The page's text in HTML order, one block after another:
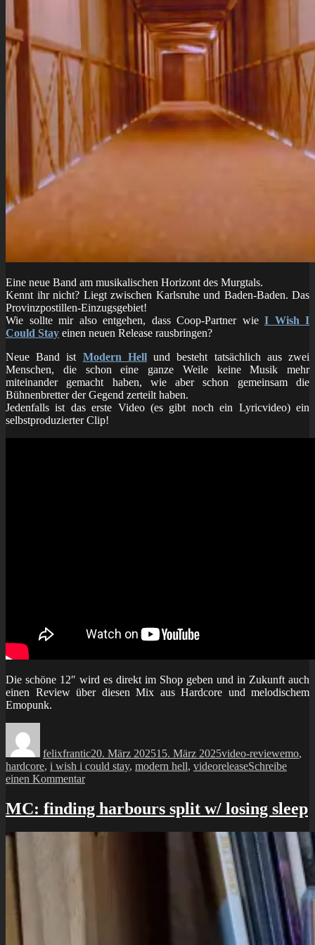
Eine neue Band am musikalischen Horizont des Murgtals.
Kennt ihr nicht? Liegt zwischen Karlsruhe und Baden-Baden. Das
Provinzpostillen-Einzugsgebiet!
Wie sollte mir also entgehen, dass Coop-Partner wie I Wish I
Could Stay einen neuen Release rausbringen?
Neue Band ist Modern Hellund besteht tatsächlich aus zwei
Menschen, die schon eine ganze Weile keine Musik mehr
miteinander gemacht haben, wie aber schon gemeinsam die
Bühnenbretter der Gegend zerteilt haben.
Jedenfalls ist das erste Video (es gibt noch ein Lyricvideo) ein
selbstproduzierter Clip!
Die schöne 12″ wird es direkt im Shop geben und in Zukunft auch
einen Review über diesen Mix aus Hardcore und melodischem
Emopunk.
felixfrantic20. März 202515. März 2025video-reviewemo,
hardcore, i wish i could stay, modern hell, videoreleaseSchreibe
einen Kommentarzu
modern
hell
MC: finding harbours split w/ losing sleep